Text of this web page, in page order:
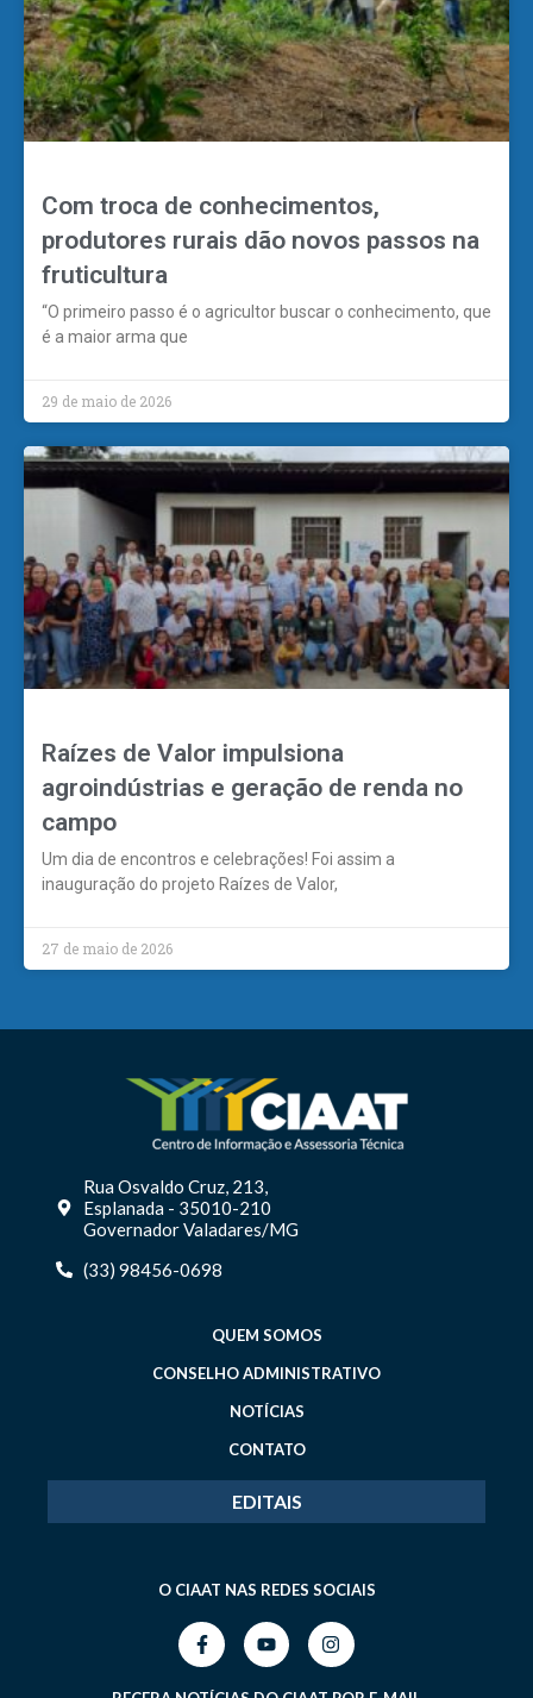
Com troca de conhecimentos,
produtores rurais dão novos passos na
fruticultura
“O primeiro passo é o agricultor buscar o conhecimento, que
é a maior arma que
29 de maio de 2026
Raízes de Valor impulsiona
agroindústrias e geração de renda no
campo
Um dia de encontros e celebrações! Foi assim a
inauguração do projeto Raízes de Valor,
27 de maio de 2026
Rua Osvaldo Cruz, 213,
Esplanada - 35010-210
Governador Valadares/MG
(33) 98456-0698
QUEM SOMOS
CONSELHO ADMINISTRATIVO
NOTÍCIAS
CONTATO
EDITAIS
O CIAAT NAS REDES SOCIAIS